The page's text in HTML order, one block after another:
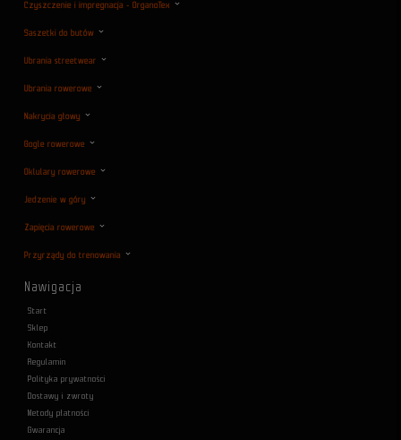
Czyszczenie i impregnacja - OrganoTex
Saszetki do butów
Ubrania streetwear
Ubrania rowerowe
Nakrycia głowy
Gogle rowerowe
Oklulary rowerowe
Jedzenie w góry
Zapięcia rowerowe
Przyrządy do trenowania
Nawigacja
Start
Sklep
Kontakt
Regulamin
Polityka prywatności
Dostawy i zwroty
Metody płatności
Gwarancja